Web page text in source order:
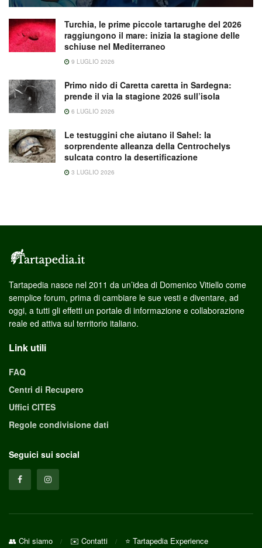
Turchia, le prime piccole tartarughe del 2026
raggiungono il mare: inizia la stagione delle
schiuse nel Mediterraneo
9 LUGLIO 2026
Primo nido di Caretta caretta in Sardegna:
prende il via la stagione 2026 sull’isola
6 LUGLIO 2026
Le testuggini che aiutano il Sahel: la
sorprendente alleanza della Centrochelys
sulcata contro la desertificazione
3 LUGLIO 2026
Tartapedia nasce nel 2011 da un’idea di Domenico Vitiello come
semplice forum, prima di cambiare le sue vesti e diventare, ad
oggi, a tutti gli effetti un portale di informazione e collaborazione
reale ed attiva sul territorio italiano.
Link utili
FAQ
Centri di Recupero
Uffici CITES
Regole condivisione dati
Seguici sui social
👥 Chi siamo ✉️ Contatti ⭐ Tartapedia Experience